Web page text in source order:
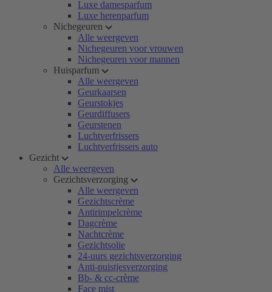
Luxe damesparfum
Luxe herenparfum
Nichegeuren
Alle weergeven
Nichegeuren voor vrouwen
Nichegeuren voor mannen
Huisparfum
Alle weergeven
Geurkaarsen
Geurstokjes
Geurdiffusers
Geurstenen
Luchtverfrissers
Luchtverfrissers auto
Gezicht
Alle weergeven
Gezichtsverzorging
Alle weergeven
Gezichtscrème
Antirimpelcrème
Dagcrème
Nachtcrème
Gezichtsolie
24-uurs gezichtsverzorging
Anti-puistjesverzorging
Bb- & cc-crème
Face mist